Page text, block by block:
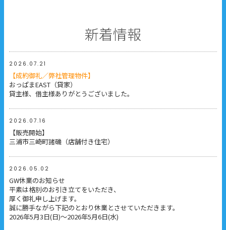
新着情報
2026.07.21
【成約御礼／弊社管理物件】
おっぱまEAST（貸家）
貸主様、借主様ありがとうございました。
2026.07.16
【販売開始】
三浦市三崎町諸磯（店舗付き住宅）
2026.05.02
GW休業のお知らせ
平素は格別のお引き立てをいただき、
厚く御礼申し上げます。
誠に勝手ながら下記のとおり休業とさせていただきます。
2026年5月3日(日)～2026年5月6日(水)